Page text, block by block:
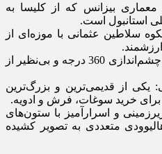
بیزانس که از کلیسا به
استانبول است.
سلاطین عثمانی با موزه‌ای از
برج گالاتا: برجی تاریخی با چشم‌اندازی 360 درجه و بی‌نظیر از
یکی از قدیمی‌ترین و بزرگ‌ترین
برای خرید سوغات، فرش و ادویه.
و اسرارآمیز با ستون‌های
متعددی به تصویر کشیده